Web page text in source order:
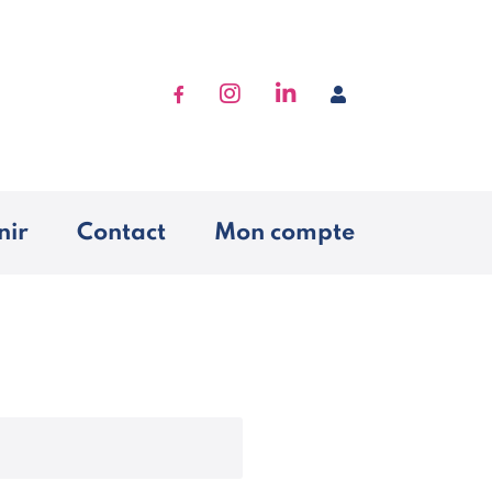
Accéder à Facebook
Accéder à Instagram
Accéder à Linkedin
Se connecter
Contact Mon compte